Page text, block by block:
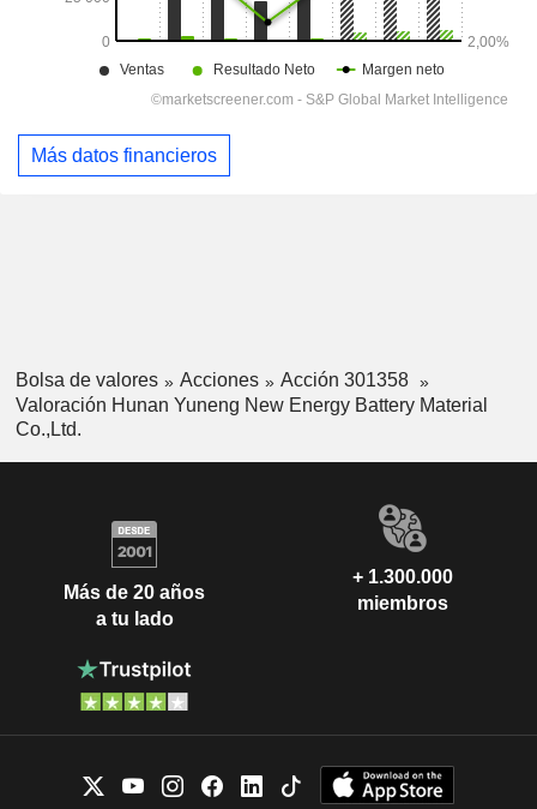
Más datos financieros
Bolsa de valores Acciones
Acción 301358
Valoración Hunan Yuneng New Energy Battery Material
Co.,Ltd.
Más de 20 años
a tu lado
+ 1.300.000
miembros